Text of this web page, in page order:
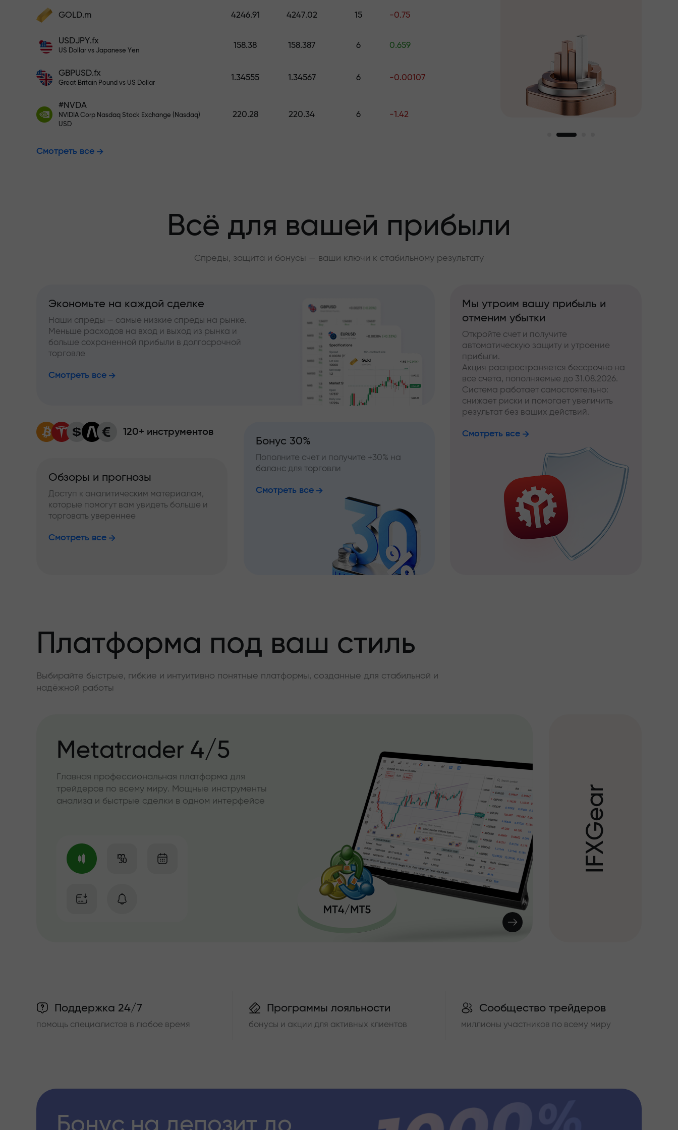
Пополните счёт — и получите бонус в
X1000 — это не опечатка. Чем больше
депозит, тем выше множитель.
Пополните на $333 — выбирайте подарок стоимостью до $1,500
Торгуйте без риска —мы
гарантируем вашу прибыль
Бонус до X1000 —самый крупный
GOLD.m 4246.91 4247.02 15 -0.75
USDJPY.fx
US Dollar vs Japanese Yen
158.38 158.387 6 0.659
GBPUSD.fx
Great Britain Pound vs US Dollar
1.34555 1.34567 6 -0.00107
#NVDA
NVIDIA Corp Nasdaq Stock Exchange (Nasdaq)
USD
220.28 220.34 6 -1.42
Смотреть все
Всё для вашей прибыли
Спреды, защита и бонусы — ваши ключи к стабильному результату
Экономьте на каждой сделке
Наши спреды — самые низкие спреды на рынке.
Меньше расходов на вход и выход из рынка и
больше сохраненной прибыли в долгосрочной
торговле
Смотреть все
120+ инструментов
Обзоры и прогнозы
Доступ к аналитическим материалам,
которые помогут вам увидеть больше и
торговать увереннее
Смотреть все
Бонус 30%
Пополните счет и получите +30% на
баланс для торговли
Смотреть все
Мы утроим вашу прибыль и
отменим убытки
Откройте счет и получите
автоматическую защиту и утроение
прибыли.
Акция распространяется бессрочно на
все счета, пополняемые до 31.08.2026.
Система работает самостоятельно:
снижает риски и помогает увеличить
результат без ваших действий.
Смотреть все
Платформа под ваш стиль
Выбирайте быстрые, гибкие и интуитивно понятные платформы, созданные для стабильной и
надёжной работы
Metatrader 4/5
Главная профессиональная платформа для
трейдеров по всему миру. Мощные инструменты
анализа и быстрые сделки в одном интерфейсе
I
F
X
G
e
a
r
Поддержка 24/7
помощь специалистов в любое время
Программы лояльности
бонусы и акции для активных клиентов
Сообщество трейдеров
миллионы участников по всему миру
Бонус на депозит до